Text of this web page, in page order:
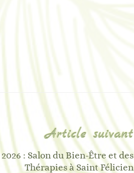
Article suivant
: Salon du Bien-Être et des
Thérapies à Saint Félicien